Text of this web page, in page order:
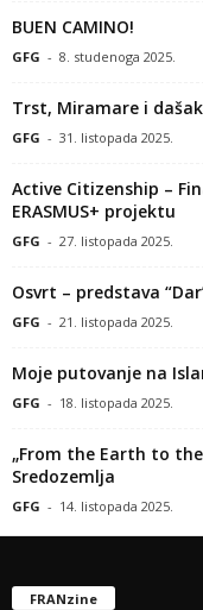
BUEN CAMINO!
GFG - 8. studenoga 2025.
Trst, Miramare i
GFG - 31. listopada 2025.
Active Citizenship –
ERASMUS+ projektu
GFG - 27. listopada 2025.
Osvrt – predstava
GFG - 21. listopada 2025.
Moje putovanje na
GFG - 18. listopada 2025.
„From the Earth to
Sredozemlja
GFG - 14. listopada 2025.
FRANzine